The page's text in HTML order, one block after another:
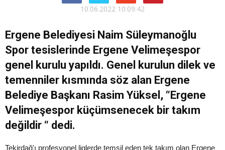
10.06.2022 10:09:42
Ergene Belediyesi Naim Süleymanoğlu
Spor tesislerinde Ergene Velimeşespor
genel kurulu yapıldı. Genel kurulun dilek ve
temenniler kısmında söz alan Ergene
Belediye Başkanı Rasim Yüksel, “Ergene
Velimeşespor küçümsenecek bir takım
değildir “ dedi.
Tekirdağ'ı profesyonel liglerde temsil eden tek takım olan Ergene